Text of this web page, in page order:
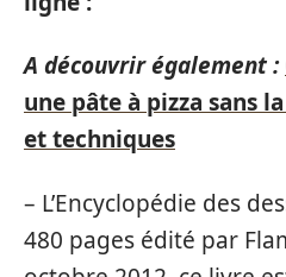
A découvrir également :
une pâte à pizza sans
et techniques
– L’Encyclopédie des
480 pages édité par